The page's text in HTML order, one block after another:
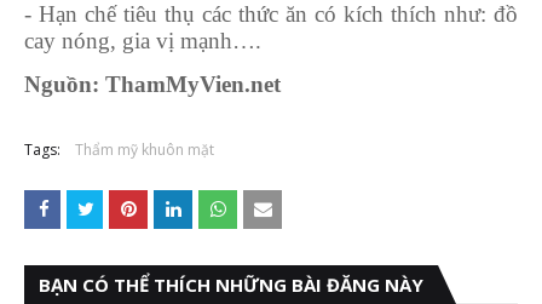
- Hạn chế tiêu thụ các thức ăn có kích thích như: đồ
cay nóng, gia vị mạnh….
Nguồn: ThamMyVien.net
Tags: Thẩm mỹ khuôn mặt
BẠN CÓ THỂ THÍCH NHỮNG BÀI ĐĂNG NÀY